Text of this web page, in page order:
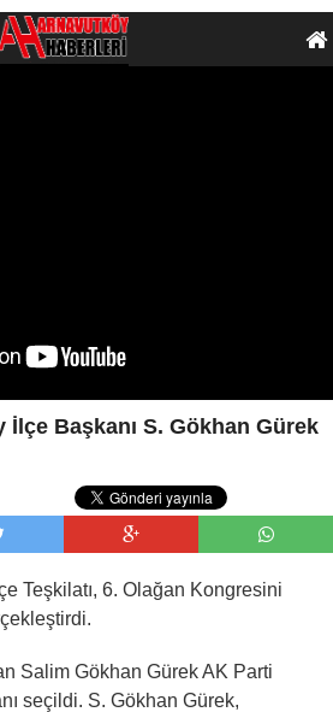
Başkanı S. Gökhan Gürek
Teşkilatı, 6. Olağan Kongresini
Salim Gökhan Gürek AK Parti
seçildi. S. Gökhan Gürek,